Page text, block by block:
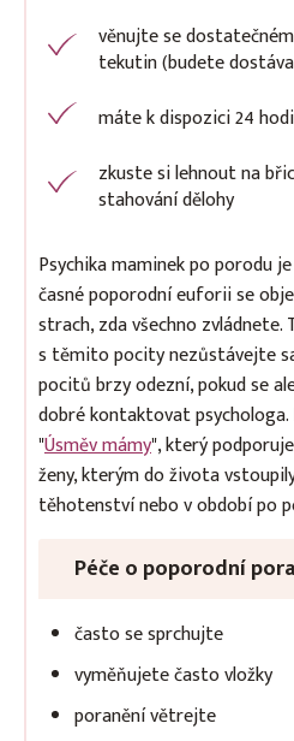
věnujte se
tekutin (budete
máte k dispozici 24
zkuste si lehnout na
stahování dělohy
Psychika maminek po porodu
časné poporodní euforii se
strach, zda všechno
s těmito pocity nezůstávejte
pocitů brzy odezní, pokud se
dobré kontaktovat
"Úsměv mámy", který
ženy, kterým do života
těhotenství nebo v období po
Péče o poporodní
často se sprchujte
vyměňujete často vložky
poranění větrejte